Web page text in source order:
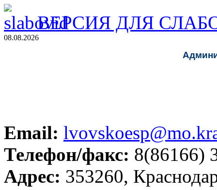
ВЕРСИЯ ДЛЯ
08.08.2026
Email:
Телефон/факс: 8(86166)
Адрес: 353260,